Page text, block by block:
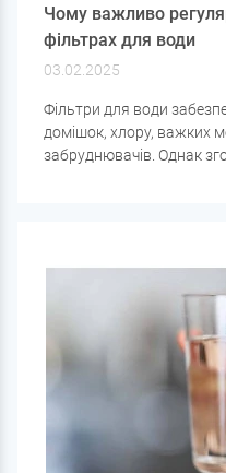
Чому важливо
фільтрах для води
03.02.2025
Фільтри для води
домішок, хлору, важких
забруднювачів. Однак